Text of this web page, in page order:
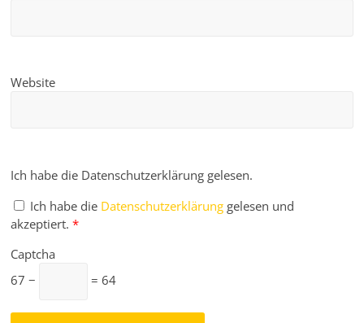
Website
Ich habe die Datenschutzerklärung gelesen.
Ich habe die Datenschutzerklärung gelesen und
akzeptiert. *
Captcha
67 −
= 64